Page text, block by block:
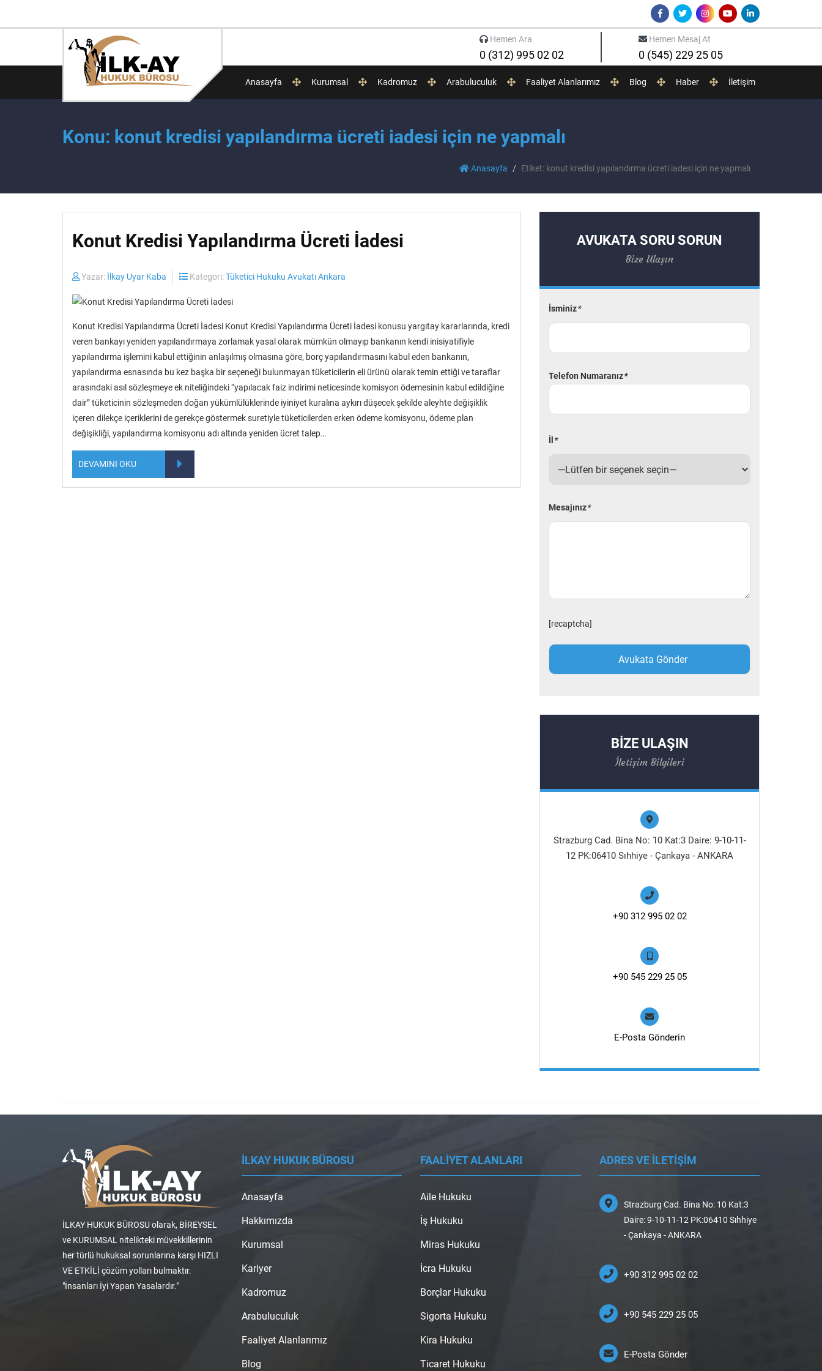
Hemen Ara
0 (312) 995 02 02
Hemen Mesaj At
0 (545) 229 25 05
Anasayfa Kurumsal Kadromuz Arabuluculuk Faaliyet Alanlarımız Blog Haber İletişim
Konu: konut kredisi yapılandırma ücreti iadesi için ne yapmalı
Anasayfa Etiket: konut kredisi yapılandırma ücreti iadesi için ne yapmalı
Konut Kredisi Yapılandırma Ücreti İadesi
Yazar: İlkay Uyar Kaba Kategori:Tüketici Hukuku Avukatı Ankara
Konut Kredisi Yapılandırma Ücreti İadesi Konut Kredisi Yapılandırma Ücreti İadesi konusu yargıtay kararlarında, kredi
veren bankayı yeniden yapılandırmaya zorlamak yasal olarak mümkün olmayıp bankanın kendi inisiyatifiyle
yapılandırma işlemini kabul ettiğinin anlaşılmış olmasına göre, borç yapılandırmasını kabul eden bankanın,
yapılandırma esnasında bu kez başka bir seçeneği bulunmayan tüketicilerin eli ürünü olarak temin ettiği ve taraflar
arasındaki asıl sözleşmeye ek niteliğindeki “yapılacak faiz indirimi neticesinde komisyon ödemesinin kabul edildiğine
dair” tüketicinin sözleşmeden doğan yükümlülüklerinde iyiniyet kuralına aykırı düşecek şekilde aleyhte değişiklik
içeren dilekçe içeriklerini de gerekçe göstermek suretiyle tüketicilerden erken ödeme komisyonu, ödeme plan
değişikliği, yapılandırma komisyonu adı altında yeniden ücret talep…
DEVAMINI OKU
AVUKATA SORU SORUN
Bize Ulaşın
İsminiz*
Telefon Numaranız*
İl *
Mesajınız*
[recaptcha]
BİZE ULAŞIN
İletişim Bilgileri
Strazburg Cad. Bina No: 10 Kat:3 Daire: 9-10-11-
12 PK:06410 Sıhhiye - Çankaya - ANKARA
+90 312 995 02 02
+90 545 229 25 05
E-Posta Gönderin
İLKAY HUKUK BÜROSU olarak, BİREYSEL
ve KURUMSAL nitelikteki müvekkillerinin
her türlü hukuksal sorunlarına karşı HIZLI
VE ETKİLİ çözüm yolları bulmaktır.
"İnsanları İyi Yapan Yasalardır."
İLKAY HUKUK BÜROSU
Anasayfa
Hakkımızda
Kurumsal
Kariyer
Kadromuz
Arabuluculuk
Faaliyet Alanlarımız
Blog
FAALİYET ALANLARI
Aile Hukuku
İş Hukuku
Miras Hukuku
İcra Hukuku
Borçlar Hukuku
Sigorta Hukuku
Kira Hukuku
Ticaret Hukuku
ADRES VE İLETİŞİM
Strazburg Cad. Bina No: 10 Kat:3
Daire: 9-10-11-12 PK:06410 Sıhhiye
- Çankaya - ANKARA
+90 312 995 02 02
+90 545 229 25 05
E-Posta Gönder